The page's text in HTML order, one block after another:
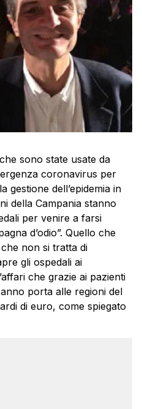
sono state usate da
coronavirus per
gestione dell’epidemia in
della Campania stanno
per venire a farsi
d’odio”. Quello che
non si tratta di
gli ospedali ai
che grazie ai pazienti
porta alle regioni del
di euro, come spiegato